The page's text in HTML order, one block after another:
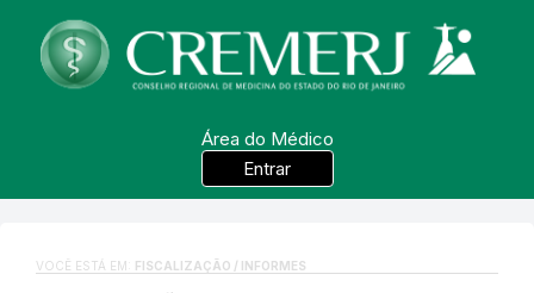
Área do Médico
Entrar
VOCÊ ESTÁ EM: FISCALIZAÇÃO / INFORMES